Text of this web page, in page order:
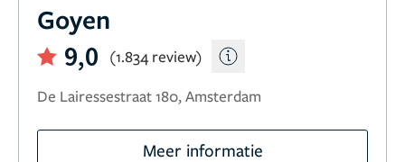
Goyen
9,0
(1.834 review)
De Lairessestraat 180, Amsterdam
Meer informatie